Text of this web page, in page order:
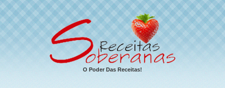
O Poder Das Receitas!